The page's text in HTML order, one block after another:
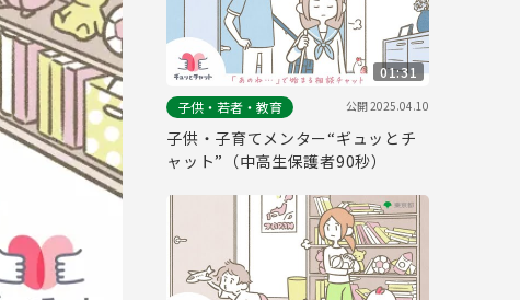
01:31
子供・若者・教育
公開2025.04.10
子供・子育てメンター“ギュッとチ
ャット”（中高生保護者90秒）